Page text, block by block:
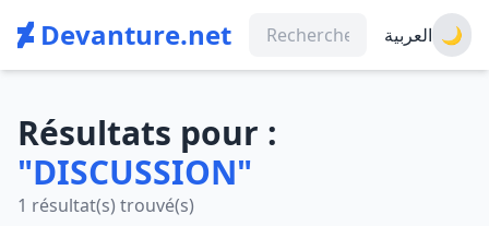
Devanture.net العربية 🌙
Résultats pour :
"DISCUSSION"
1 résultat(s) trouvé(s)